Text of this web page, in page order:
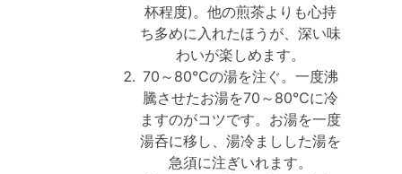
杯程度)。他の煎茶よりも心持
ち多めに入れたほうが、深い味
わいが楽しめます。
70～80℃の湯を注ぐ。一度沸
騰させたお湯を70～80℃に冷
ますのがコツです。お湯を一度
湯呑に移し、湯冷ましした湯を
急須に注ぎいれます。